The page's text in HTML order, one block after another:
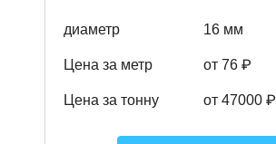
диаметр 16 мм
Цена за метр от 76 ₽
Цена за тонну от 47000 ₽